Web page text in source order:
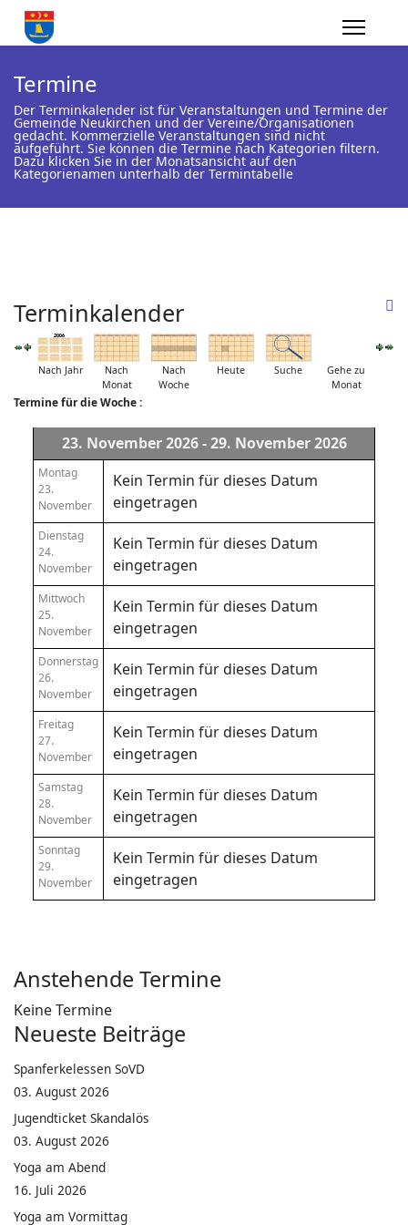
Termine
Der Terminkalender ist für Veranstaltungen und Termine der
Gemeinde Neukirchen und der Vereine/Organisationen
gedacht. Kommerzielle Veranstaltungen sind nicht
aufgeführt. Sie können die Termine nach Kategorien filtern.
Dazu klicken Sie in der Monatsansicht auf den
Kategorienamen unterhalb der Termintabelle
Terminkalender
Nach Jahr
Nach
Monat
Nach
Woche
Heute Suche
Gehe zu
Monat
Termine für die Woche :
23. November 2026 - 29. November 2026
Montag
23.
November
Kein Termin für dieses Datum
eingetragen
Dienstag
24.
November
Kein Termin für dieses Datum
eingetragen
Mittwoch
25.
November
Kein Termin für dieses Datum
eingetragen
Donnerstag
26.
November
Kein Termin für dieses Datum
eingetragen
Freitag
27.
November
Kein Termin für dieses Datum
eingetragen
Samstag
28.
November
Kein Termin für dieses Datum
eingetragen
Sonntag
29.
November
Kein Termin für dieses Datum
eingetragen
Anstehende Termine
Keine Termine
Neueste Beiträge
Spanferkelessen SoVD
03. August 2026
Jugendticket Skandalös
03. August 2026
Yoga am Abend
16. Juli 2026
Yoga am Vormittag